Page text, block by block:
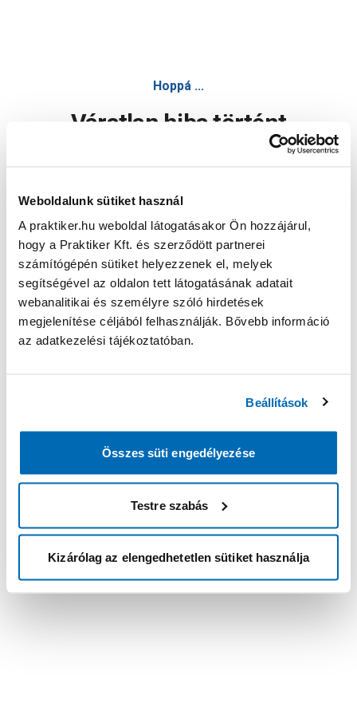
Weboldalunk sütiket használ
A praktiker.hu weboldal látogatásakor Ön hozzájárul,
hogy a Praktiker Kft. és szerződött partnerei
számítógépén sütiket helyezzenek el, melyek
segítségével az oldalon tett látogatásának adatait
webanalitikai és személyre szóló hirdetések
megjelenítése céljából felhasználják. Bővebb információ
az adatkezelési tájékoztatóban.
Beállítások
Összes süti engedélyezése
Testre szabás
Kizárólag az elengedhetetlen sütiket használja
Hoppá ...
Váratlan hiba történt
Oldal újratöltése